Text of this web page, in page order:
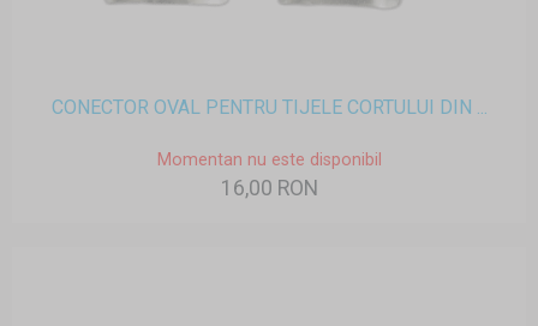
CONECTOR OVAL PENTRU TIJELE CORTULUI DIN ...
Momentan nu este disponibil
16,00 RON